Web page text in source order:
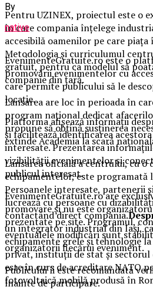
Pentru UZINEX, proiectul este o
în care compania înțelege
accesibilă oamenilor pe care piața
Metodologia și curriculumul
gratuit, pentru ca modelul să
companie din țară.
Lansarea are loc în perioada în
program național dedicat
propune să obțină susținerea
extinde Academia la scară
Lansarea oficială a centrului, cu o
echipamentelor, este programată
Persoanele interesate, partenerii
lucrează cu persoane cu
contactând direct compania.
un integrator industrial din Iași,
echipamente grele și tehnologie
privat, instituții de stat și sectorul
este în curs de acreditare NATO
fotovoltaică mobilă produsă în
By
native
EvenimenteGratuite.ro este o
promovării evenimentelor cu
care permite publicului să le
locație.
Platforma afișează informații
și facilitează identificarea
interesate. Prezentarea
vizibilității evenimentelor și
publicul interesat.
EvenimenteGratuite.ro are
promovare și nu este
prezentate pe site. Programul,
eventualele modificări sunt
organizatorii fiecărui eveniment.
Publicului îi este recomandată
înainte de participare.